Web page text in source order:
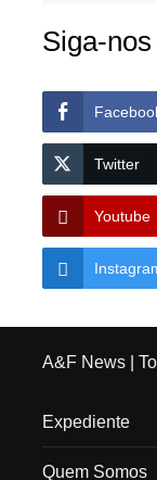
Siga-
Twitter
Youtube
A&F News|
Expediente
Quem Somos